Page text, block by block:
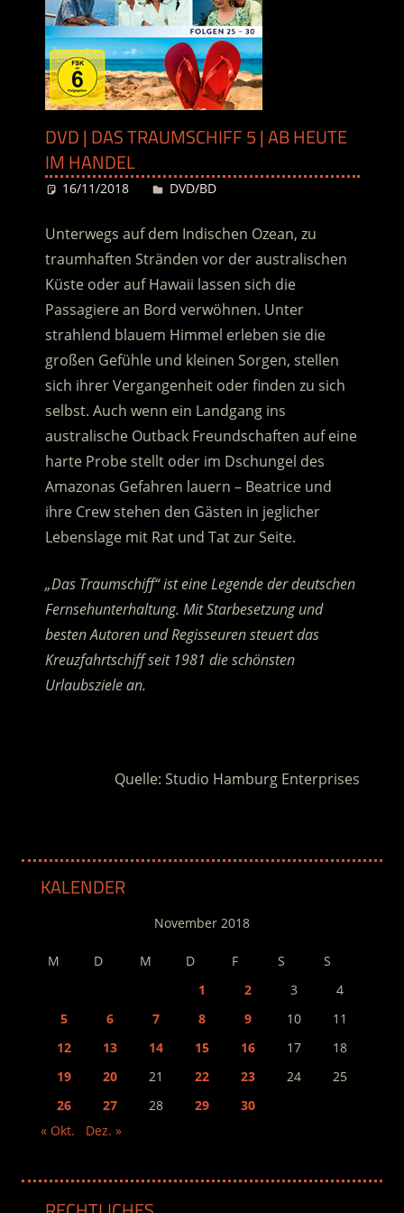
DVD | DAS TRAUMSCHIFF 5 | AB HEUTE
IM HANDEL
16/11/2018 Desiree
DVD/BD
Unterwegs auf dem Indischen Ozean, zu
traumhaften Stränden vor der australischen
Küste oder auf Hawaii lassen sich die
Passagiere an Bord verwöhnen. Unter
strahlend blauem Himmel erleben sie die
großen Gefühle und kleinen Sorgen, stellen
sich ihrer Vergangenheit oder finden zu sich
selbst. Auch wenn ein Landgang ins
australische Outback Freundschaften auf eine
harte Probe stelltoder im Dschungel des
Amazonas Gefahren lauern – Beatrice und
ihre Crew stehen den Gästen in jeglicher
Lebenslage mit Rat und Tat zur Seite.
„Das Traumschiff“ ist eine Legende der deutschen
Fernsehunterhaltung. Mit Starbesetzung und
besten Autoren und Regisseuren steuert das
Kreuzfahrtschiff seit 1981 die schönsten
Urlaubsziele an.
Quelle: Studio Hamburg Enterprises
KALENDER
November 2018
M D M D F S
S
1
2 3
4
5
6 7 8 9 10
11
12
13 14 15 16 17
18
19
20 21 22 23 24
25
26
27 28 29
30
« Okt.
Dez. »